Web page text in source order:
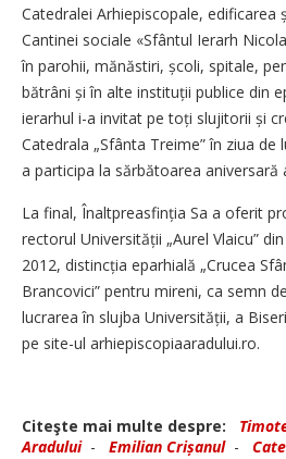
Catedralei Arhi­episcopale, edificarea
Cantinei sociale «Sfântul Ierarh
în parohii, mănăstiri, școli, spitale,
bătrâni și în alte instituții publice din
ierarhul i-a invitat pe toți slujitorii și
Catedrala „Sfânta Treime” în ziua de
a participa la sărbătoarea aniversară
La final, Înaltpreasfinția Sa a oferit
rectorul Universității „Aurel Vlaicu”
2012, distincția eparhială „Crucea
Brancovici” pentru mireni, ca semn
lucrarea în slujba Univ­ersității, a
pe site-ul arhiepiscopiaaradului.ro.
Citeşte mai multe despre:
Aradului- Emilian Crișanul-